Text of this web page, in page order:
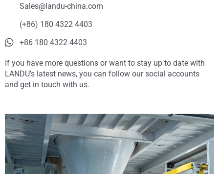
Sales@landu-china.com
(+86) 180 4322 4403
+86 180 4322 4403
If you have more questions or want to stay up to date with
LANDU’s latest news, you can follow our social accounts
and get in touch with us.